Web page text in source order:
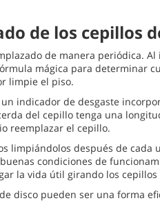
de los cepillos
de manera periódica.
mágica para determinar
limpie el piso.
indicador de desgaste
del cepillo tenga una
reemplazar el cepillo.
limpiándolos después de
condiciones de
la vida útil girando los
disco pueden ser una forma